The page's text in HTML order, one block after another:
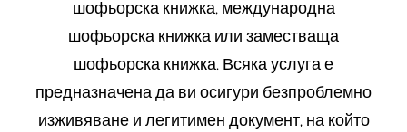
шофьорска книжка, международна
шофьорска книжка или заместваща
шофьорска книжка. Всяка услуга е
предназначена да ви осигури безпроблемно
изживяване и легитимен документ, на който